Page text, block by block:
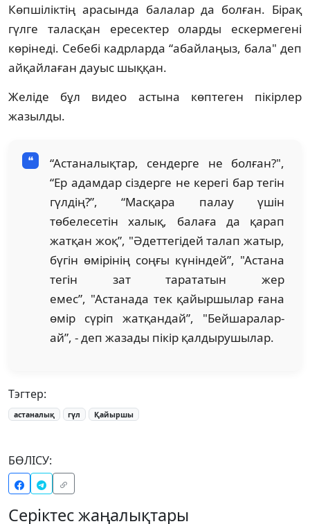
Көпшіліктің арасында балалар да болған. Бірақ
гүлге таласқан ересектер оларды ескермегені
көрінеді. Себебі кадрларда “абайлаңыз, бала" деп
айқайлаған дауыс шыққан.
Желіде бұл видео астына көптеген пікірлер
жазылды.
“Астаналықтар, сендерге не болған?",
“Ер адамдар сіздерге не керегі бар тегін
гүлдің?”, “Масқара палау үшін
төбелесетін халық, балаға да қарап
жатқан жоқ”, "Әдеттегідей талап жатыр,
бүгін өмірінің соңғы күніндей”, "Астана
тегін зат тарататын жер
емес”, "Астанада тек қайыршылар ғана
өмір сүріп жатқандай”, "Бейшаралар-
ай”, - деп жазады пікір қалдырушылар.
Тэгтер:
астаналық гүл Қайыршы
БӨЛІСУ:
Серіктес жаңалықтары